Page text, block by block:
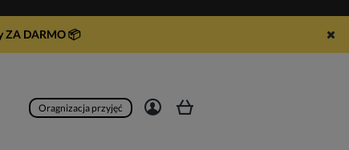
ZA DARMO📦
Oragnizacja przyjęć